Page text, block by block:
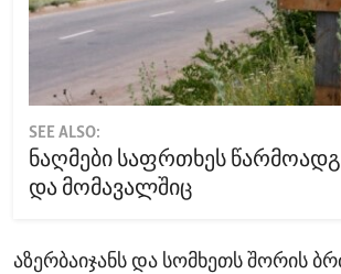
SEE ALSO:
ნაღმები საფრთხეს
და მომავალშიც
აზერბაიჯანს და სომხეთს შორის